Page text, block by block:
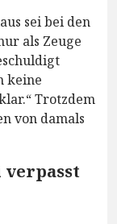
sei bei den
als Zeuge
keine
Trotzdem
von damals
verpasst